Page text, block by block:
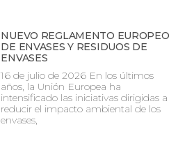
NUEVO REGLAMENTO EUROPEO
DE ENVASES Y RESIDUOS DE
ENVASES
16 de julio de 2026 En los últimos
años, la Unión Europea ha
intensificado las iniciativas dirigidas a
reducir el impacto ambiental de los
envases,